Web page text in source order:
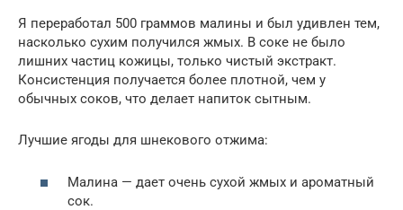
Я переработал 500 граммов малины и был удивлен тем,
насколько сухим получился жмых. В соке не было
лишних частиц кожицы, только чистый экстракт.
Консистенция получается более плотной, чем у
обычных соков, что делает напиток сытным.
Лучшие ягоды для шнекового отжима:
Малина — дает очень сухой жмых и ароматный
сок.